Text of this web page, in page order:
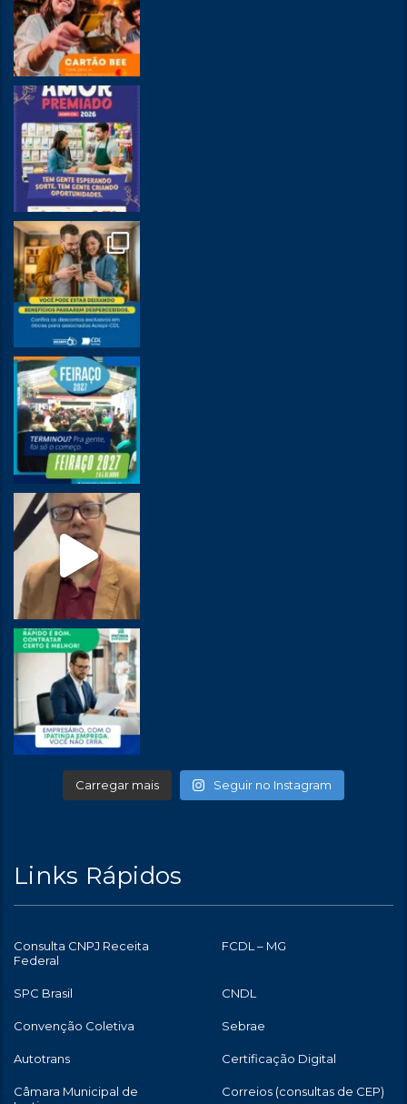
Carregar mais Seguir no Instagram
Links Rápidos
Consulta CNPJ Receita
Federal
FCDL – MG
SPC Brasil CNDL
Convenção Coletiva Sebrae
Autotrans Certificação Digital
Câmara Municipal de
Correios (consultas de CEP)